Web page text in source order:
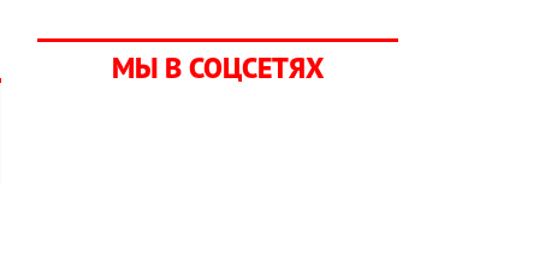
МЫ В СОЦСЕТЯХ